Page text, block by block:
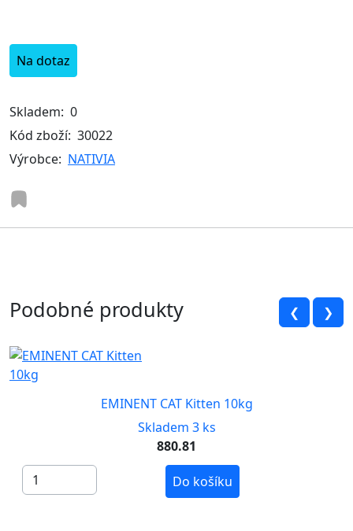
Na dotaz
Skladem: 0
Kód zboží: 30022
Výrobce: NATIVIA
Podobné produkty ❮ ❯
EMINENT CAT Kitten 10kg
Skladem 3 ks
880.81
Do košíku